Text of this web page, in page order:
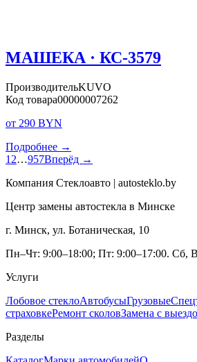
МАШЕКА · КС-3579
ПроизводительKUVO
Код товара00000007262
от 290 BYN
Подробнее →
1 2…957Вперёд →
Компания Стеклоавто | autosteklo.by
Центр замены автостекла в Минске
г. Минск, ул. Ботаническая, 10
Пн–Чт: 9:00–18:00; Пт: 9:00–17:00. Сб,
Услуги
Лобовое стеклоАвтобусыГрузовые
страховкеРемонт сколовЗамена с
Разделы